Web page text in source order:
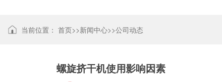
当前位置： 首页>>新闻中心>>公司动态
螺旋挤干机使用影响因素